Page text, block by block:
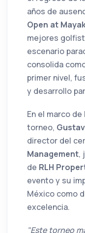
años de
Open at
mejores
escenario
consolida
primer nivel,
y desarrollo
En el marco
torneo,
director del
Management,
de RLH
evento y su
México como
excelencia.
"Este torneo